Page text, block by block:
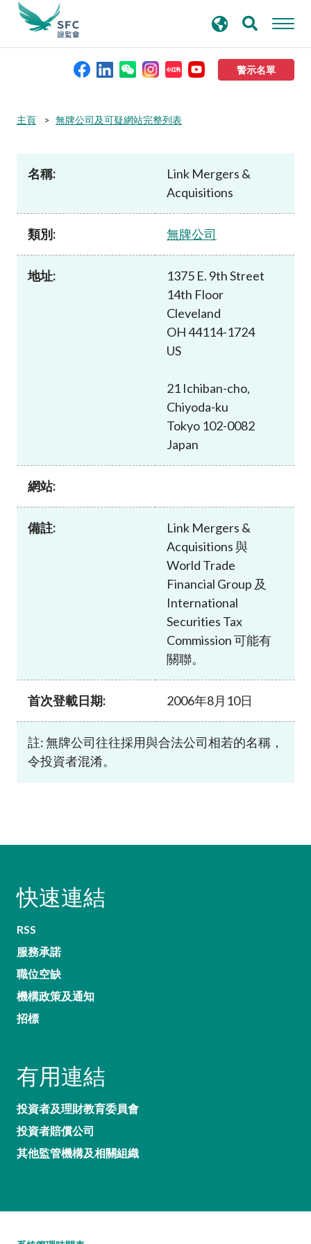
警示名單
本會簡介
資料庫
新聞稿及公布
尋
主頁 無牌公司及可疑網站完整列表
名稱:
Link Mergers &
Acquisitions
類別: 無牌公司
地址:
1375 E. 9th Street
14th Floor
Cleveland
OH 44114-1724
US
21 Ichiban-cho,
Chiyoda-ku
Tokyo 102-0082
Japan
網站:
備註:
Link Mergers &
Acquisitions 與
World Trade
Financial Group 及
International
Securities Tax
Commission 可能有
關聯。
首次登載日期: 2006年8月10日
註: 無牌公司往往採用與合法公司相若的名稱，
令投資者混淆。
快速連結
RSS
服務承諾
職位空缺
機構政策及通知
招標
有用連結
投資者及理財教育委員會
投資者賠償公司
其他監管機構及相關組織